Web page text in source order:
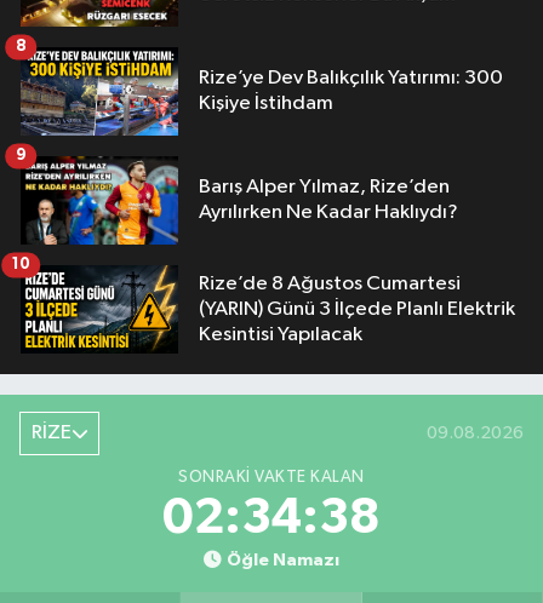
Rize’ye Dev Balıkçılık Yatırımı: 300
Kişiye İstihdam
8
Barış Alper Yılmaz, Rize’den
Ayrılırken Ne Kadar Haklıydı?
9
Rize’de 8 Ağustos Cumartesi
(YARIN) Günü 3 İlçede Planlı Elektrik
Kesintisi Yapılacak
10
RİZE 09.08.2026
SONRAKI VAKTE KALAN
02:34:38
Öğle Namazı